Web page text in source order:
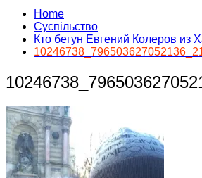
Home
Суспільство
Кто бегун Евгений Колеров из